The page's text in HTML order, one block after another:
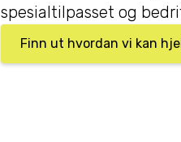
spesialtilpasset og
Finn ut hvordan vi kan